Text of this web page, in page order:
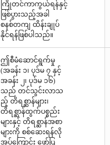
ကြိုတင်ကာကွယ်ရန်နှင့်
ဖြစ်ပွားသည့်အခါ
စနစ်တကျ ထိန်းချုပ်
နိုင်ရန်ဖြစ်ပါသည်။
ဤစီမံဆောင်ရွက်မှု
(အခန်း ၁၊ ပုဒ်မ ၇ နှင့်
အခန်း ၂၊ ပုဒ်မ ၁၆)
သည် တင်သွင်းလာသ
ည့် တိရစ္ဆာန်များ၊
တိရစ္ဆာန်ထွက်ပစ္စည်း
များနှင့် တိရစ္ဆာန်အစာ
များကို စစ်ဆေးရန်လို
အပ်ကြောင်း ဖော်ပြ